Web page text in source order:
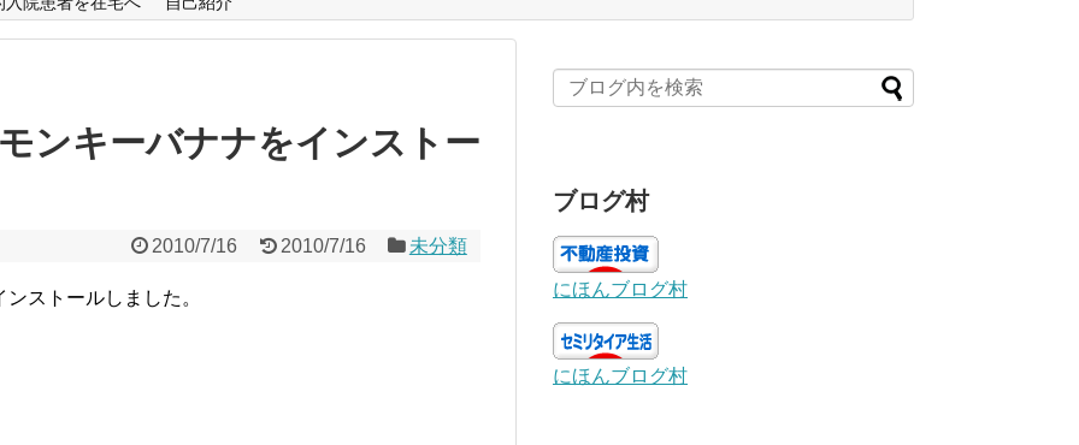
ンキーバナナをインストー
2010/7/16 2010/7/16 未分類
ストールしました。
ブログ村
にほんブログ村
にほんブログ村